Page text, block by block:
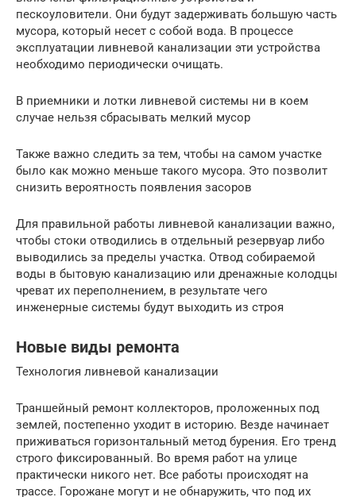
пескоуловители. Они будут задерживать большую часть
мусора, который несет с собой вода. В процессе
эксплуатации ливневой канализации эти устройства
необходимо периодически очищать.
В приемники и лотки ливневой системы ни в коем
случае нельзя сбрасывать мелкий мусор
Также важно следить за тем, чтобы на самом участке
было как можно меньше такого мусора. Это позволит
снизить вероятность появления засоров
Для правильной работы ливневой канализации важно,
чтобы стоки отводились в отдельный резервуар либо
выводились за пределы участка. Отвод собираемой
воды в бытовую канализацию или дренажные колодцы
чреват их переполнением, в результате чего
инженерные системы будут выходить из строя
Новые виды ремонта
Технология ливневой канализации
Траншейный ремонт коллекторов, проложенных под
землей, постепенно уходит в историю. Везде начинает
приживаться горизонтальный метод бурения. Его тренд
строго фиксированный. Во время работ на улице
практически никого нет. Все работы происходят на
трассе. Горожане могут и не обнаружить, что под их